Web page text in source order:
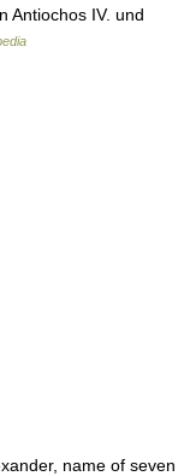
Antiochos IV. und
name of seven